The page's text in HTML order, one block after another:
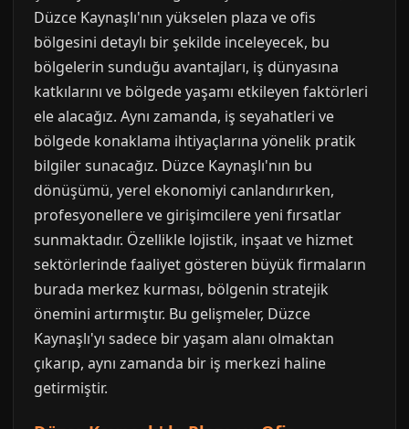
Düzce Kaynaşlı'nın yükselen plaza ve ofis
bölgesini detaylı bir şekilde inceleyecek, bu
bölgelerin sunduğu avantajları, iş dünyasına
katkılarını ve bölgede yaşamı etkileyen faktörleri
ele alacağız. Aynı zamanda, iş seyahatleri ve
bölgede konaklama ihtiyaçlarına yönelik pratik
bilgiler sunacağız. Düzce Kaynaşlı'nın bu
dönüşümü, yerel ekonomiyi canlandırırken,
profesyonellere ve girişimcilere yeni fırsatlar
sunmaktadır. Özellikle lojistik, inşaat ve hizmet
sektörlerinde faaliyet gösteren büyük firmaların
burada merkez kurması, bölgenin stratejik
önemini artırmıştır. Bu gelişmeler, Düzce
Kaynaşlı'yı sadece bir yaşam alanı olmaktan
çıkarıp, aynı zamanda bir iş merkezi haline
getirmiştir.